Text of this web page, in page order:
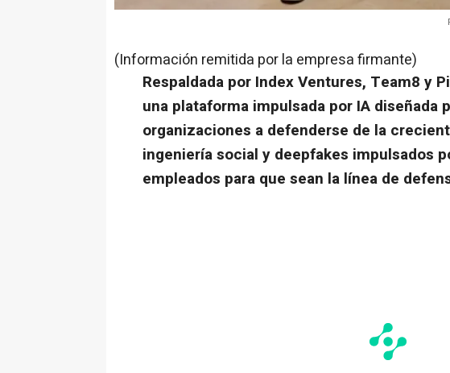
(Información remitida por la empresa firmante)
Respaldada por Index Ventures, Team8 y
una plataforma impulsada por IA diseñada
organizaciones a defenderse de la
ingeniería social y deepfakes impulsados
empleados para que sean la línea de